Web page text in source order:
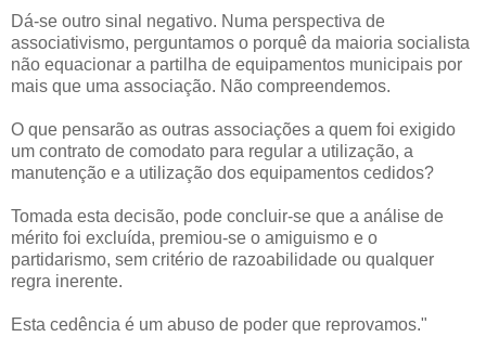
Dá-se outro sinal negativo. Numa perspectiva de
associativismo, perguntamos o porquê da maioria socialista
não equacionar a partilha de equipamentos municipais por
mais que uma associação. Não compreendemos.
O que pensarão as outras associações a quem foi exigido
um contrato de comodato para regular a utilização, a
manutenção e a utilização dos equipamentos cedidos?
Tomada esta decisão, pode concluir-se que a análise de
mérito foi excluída, premiou-se o amiguismo e o
partidarismo, sem critério de razoabilidade ou qualquer
regra inerente.
Esta cedência é um abuso de poder que reprovamos."